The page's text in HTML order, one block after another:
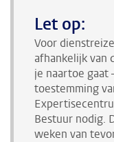
Let op:
Voor
afhankelijk van
je naartoe gaat
toestemming
Bestuur nodig.
weken van